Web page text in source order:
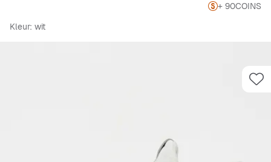
+ 90COINS
Kleur: wit